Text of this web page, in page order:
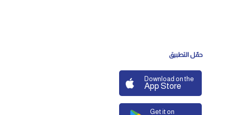
حمّل التطبيق
Download on the
App Store
Get it on